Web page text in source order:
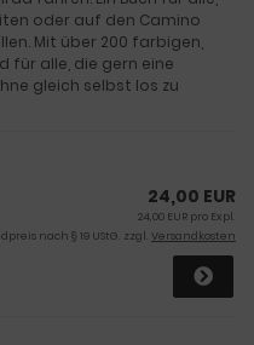
oder auf den Camino
Mit über 200 farbigen,
für alle, die gern eine
gleich selbst los zu
24,00 EUR
24,00 EUR pro Expl.
nach § 19 UStG. zzgl. Versandkosten